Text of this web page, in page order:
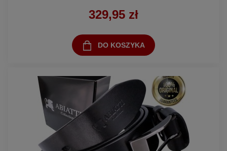
329,95 zł
DO KOSZYKA